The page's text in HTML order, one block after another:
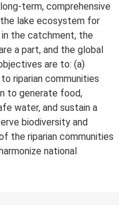
term, comprehensive
lake ecosystem for
the catchment, the
a part, and the global
are to: (a)
riparian communities
to generate food,
water, and sustain a
biodiversity and
the riparian communities
national